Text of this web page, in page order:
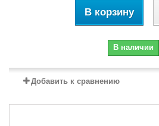
В корзину
В наличии
Добавить к сравнению